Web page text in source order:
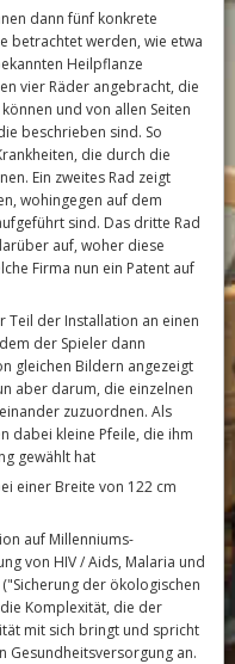
dann fünf konkrete
betrachtet werden, wie etwa
Heilpflanze
vier Räder angebracht, die
und von allen Seiten
beschrieben sind. So
die durch die
Ein zweites Rad zeigt
wohingegen auf dem
sind. Das dritte Rad
auf, woher diese
Firma nun ein Patent auf
Teil der Installation an einen
der Spieler dann
gleichen Bildern angezeigt
aber darum, die einzelnen
zuzuordnen. Als
dabei kleine Pfeile, die ihm
gewählt hat
einer Breite von 122 cm
auf Millenniums-
von HIV / Aids, Malaria und
der ökologischen
Komplexität, die der
mit sich bringt und spricht
an.